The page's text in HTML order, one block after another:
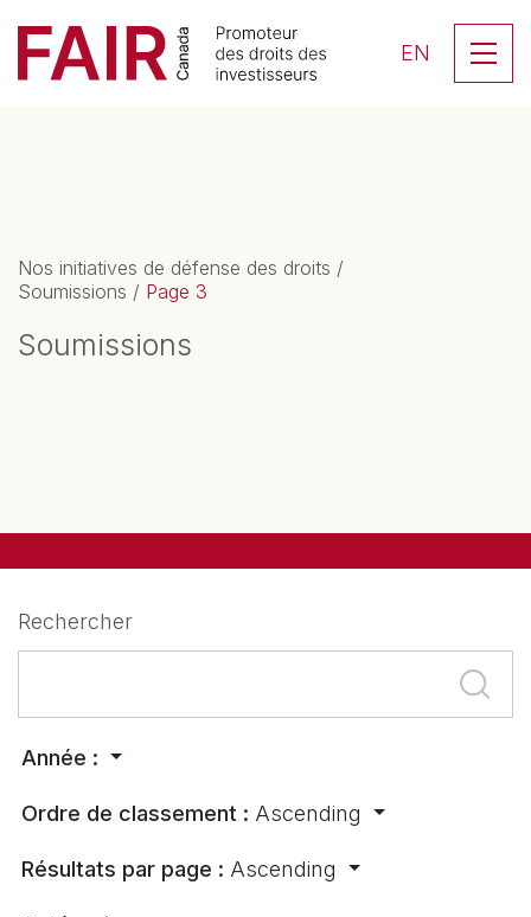
Navigation principale
EN
Nos initiatives de défense des droits /
Soumissions / Page 3
Soumissions
Rechercher
Année :
Ordre de classement : Ascending
Résultats par page : Ascending